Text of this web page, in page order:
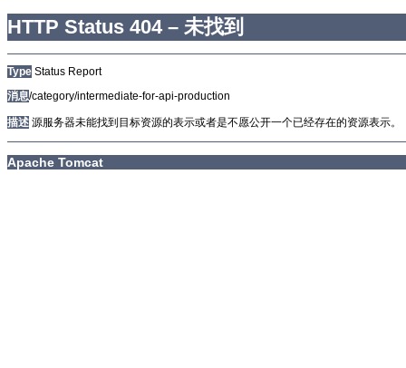
HTTP Status 404 – 未找到
Type Status Report
消息/category/intermediate-for-api-production
描述 源服务器未能找到目标资源的表示或者是不愿公开一个已经存在的资源表示。
Apache Tomcat